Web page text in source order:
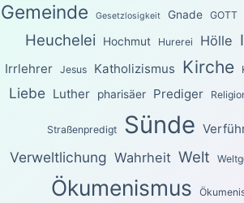
Gemeinde Gesetzlosigkeit Gnade GOTT
Heuchelei Hochmut Hurerei Hölle
Irrlehrer Jesus Katholizismus Kirche
Liebe Luther pharisäer Prediger
Straßenpredigt Sünde
Verweltlichung Wahrheit Welt
Ökumenismus